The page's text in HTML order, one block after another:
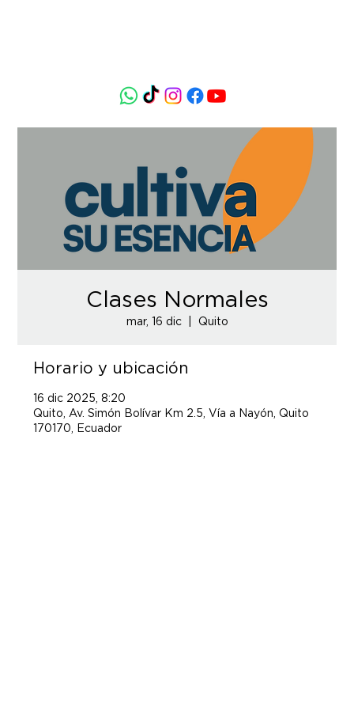
Clases Normales
mar, 16 dic
  |
Quito
Horario y ubicación
16 dic 2025, 8:20
Quito, Av. Simón Bolívar Km 2.5, Vía a Nayón, Quito
170170, Ecuador